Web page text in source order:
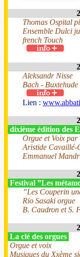
Thomas Ospital
Ensemble Dulci
french Touch
Aleksandr Nisse
Bach -
Lien :
dixième édition des
Orgue et Voix par
Aristide Cavaillé-
Emmanuel
Festival ”Les
”Les Couperin
Rio Sasaki orgue
B. Caudron et S.
La clé des orgues
Orgue et voix
Musiques du Xxème